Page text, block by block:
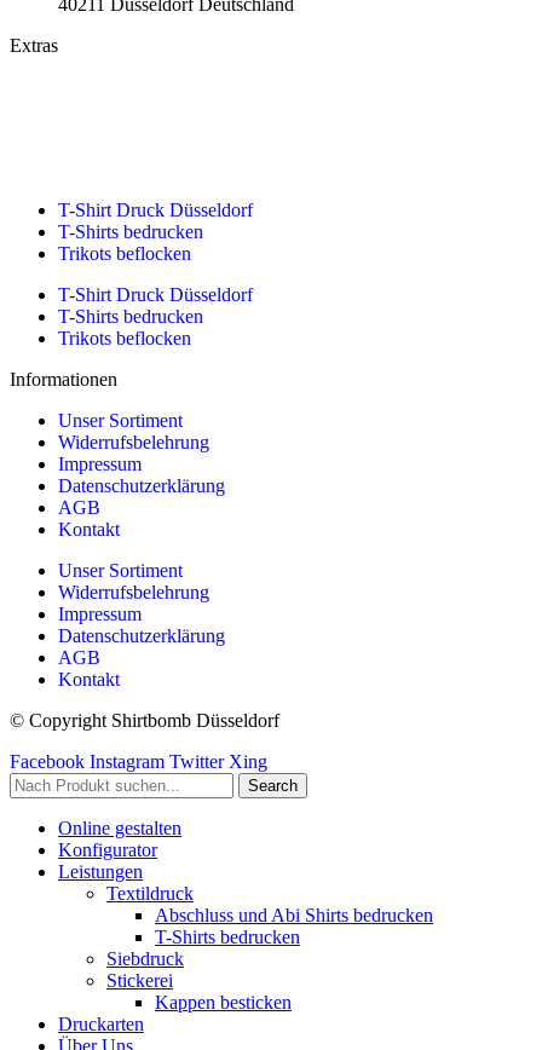
40211 Düsseldorf Deutschland
Extras
T-Shirt Druck Düsseldorf
T-Shirts bedrucken
Trikots beflocken
T-Shirt Druck Düsseldorf
T-Shirts bedrucken
Trikots beflocken
Informationen
Unser Sortiment
Widerrufsbelehrung
Impressum
Datenschutzerklärung
AGB
Kontakt
Unser Sortiment
Widerrufsbelehrung
Impressum
Datenschutzerklärung
AGB
Kontakt
© Copyright Shirtbomb Düsseldorf
Facebook Instagram Twitter Xing
Search
Online gestalten
Konfigurator
Leistungen
Textildruck
Abschluss und Abi Shirts bedrucken
T-Shirts bedrucken
Siebdruck
Stickerei
Kappen besticken
Druckarten